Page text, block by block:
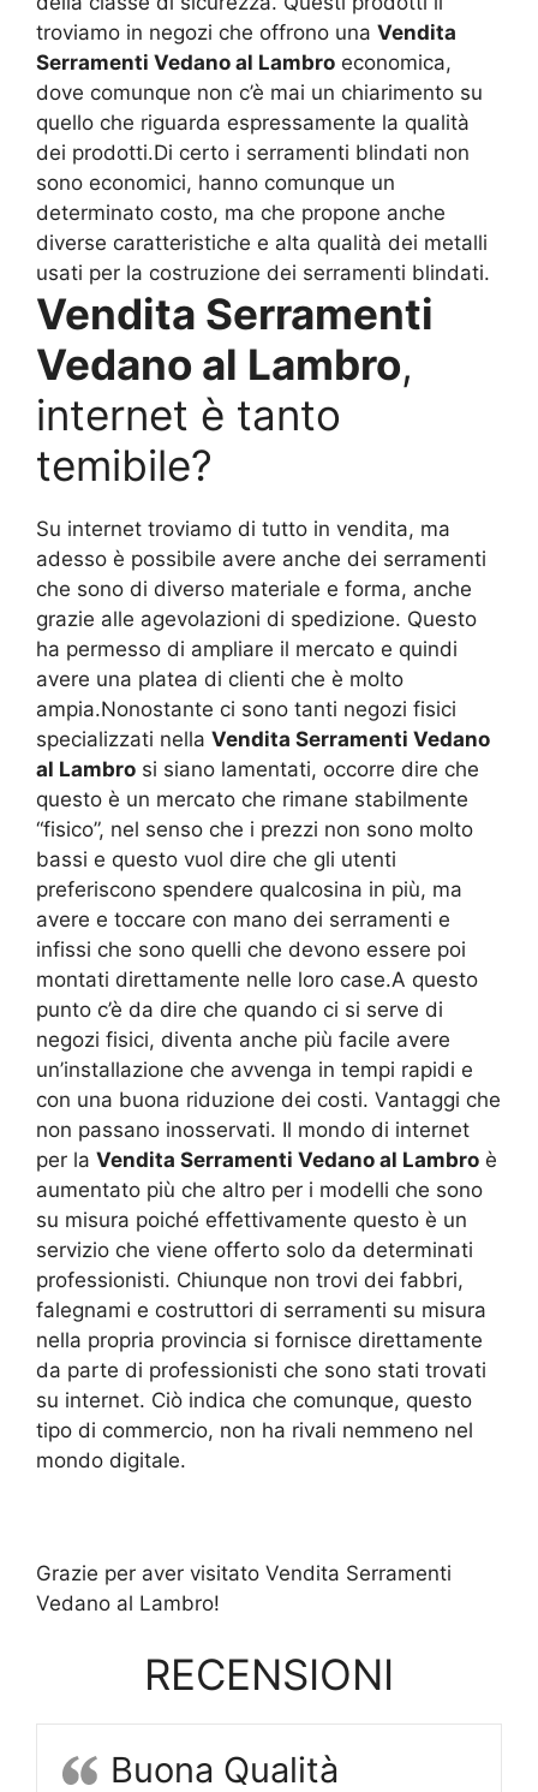
troviamo in negozi che offrono una Vendita
Serramenti Vedano al Lambro economica,
dove comunque non c’è mai un chiarimento su
quello che riguarda espressamente la qualità
dei prodotti.Di certo i serramenti blindati non
sono economici, hanno comunque un
determinato costo, ma che propone anche
diverse caratteristiche e alta qualità dei metalli
usati per la costruzione dei serramenti blindati.
Vendita Serramenti
Vedano al Lambro,
internet è tanto
temibile?
Su internet troviamo di tutto in vendita, ma
adesso è possibile avere anche dei serramenti
che sono di diverso materiale e forma, anche
grazie alle agevolazioni di spedizione. Questo
ha permesso di ampliare il mercato e quindi
avere una platea di clienti che è molto
ampia.Nonostante ci sono tanti negozi fisici
specializzati nella Vendita Serramenti Vedano
al Lambro si siano lamentati, occorre dire che
questo è un mercato che rimane stabilmente
“fisico”, nel senso che i prezzi non sono molto
bassi e questo vuol dire che gli utenti
preferiscono spendere qualcosina in più, ma
avere e toccare con mano dei serramenti e
infissi che sono quelli che devono essere poi
montati direttamente nelle loro case.A questo
punto c’è da dire che quando ci si serve di
negozi fisici, diventa anche più facile avere
un’installazione che avvenga in tempi rapidi e
con una buona riduzione dei costi. Vantaggi che
non passano inosservati. Il mondo di internet
per la Vendita Serramenti Vedano al Lambro è
aumentato più che altro per i modelli che sono
su misura poiché effettivamente questo è un
servizio che viene offerto solo da determinati
professionisti. Chiunque non trovi dei fabbri,
falegnami e costruttori di serramenti su misura
nella propria provincia si fornisce direttamente
da parte di professionisti che sono stati trovati
su internet. Ciò indica che comunque, questo
tipo di commercio, non ha rivali nemmeno nel
mondo digitale.
Grazie per aver visitato Vendita Serramenti
Vedano al Lambro!
RECENSIONI
Buona Qualità